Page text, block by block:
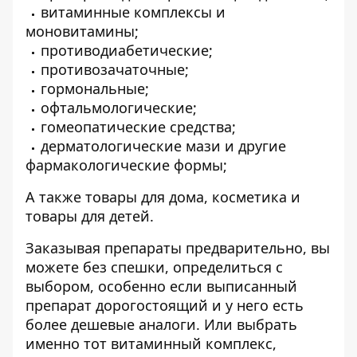
витаминные комплексы и
моновитамины;
противодиабетические;
противозачаточные;
гормональные;
офтальмологические;
гомеопатические средства;
дерматологические мази и другие
фармакологические формы;
А также товары для дома, косметика и
товары для детей.
Заказывая препараты предварительно, вы
можете без спешки, определиться с
выбором, особенно если выписанный
препарат дорогостоящий и у него есть
более дешевые аналоги. Или выбрать
именно тот витаминный комплекс,